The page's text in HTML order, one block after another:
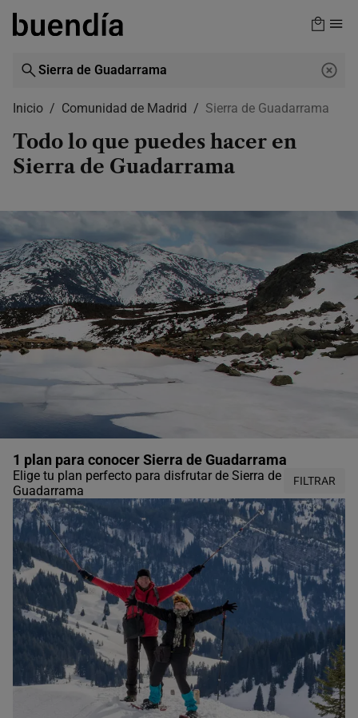
Skip
content
Inicio Comunidad de Madrid Sierra de Guadarrama
Todo lo que puedes hacer en
Sierra de Guadarrama
1 plan para conocer Sierra de Guadarrama
Elige tu plan perfecto para disfrutar de Sierra de
Guadarrama
FILTRAR